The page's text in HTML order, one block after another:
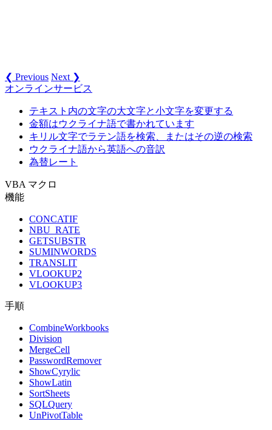
❮ Previous Next ❯
オンラインサービス
テキスト内の文字の大文字と小文字を変更する
金額はウクライナ語で書かれています
キリル文字でラテン語を検索、またはその逆の検索
ウクライナ語から英語への音訳
為替レート
VBA マクロ
機能
CONCATIF
NBU_RATE
GETSUBSTR
SUMINWORDS
TRANSLIT
VLOOKUP2
VLOOKUP3
手順
CombineWorkbooks
Division
MergeCell
PasswordRemover
ShowCyrylic
ShowLatin
SortSheets
SQLQuery
UnPivotTable